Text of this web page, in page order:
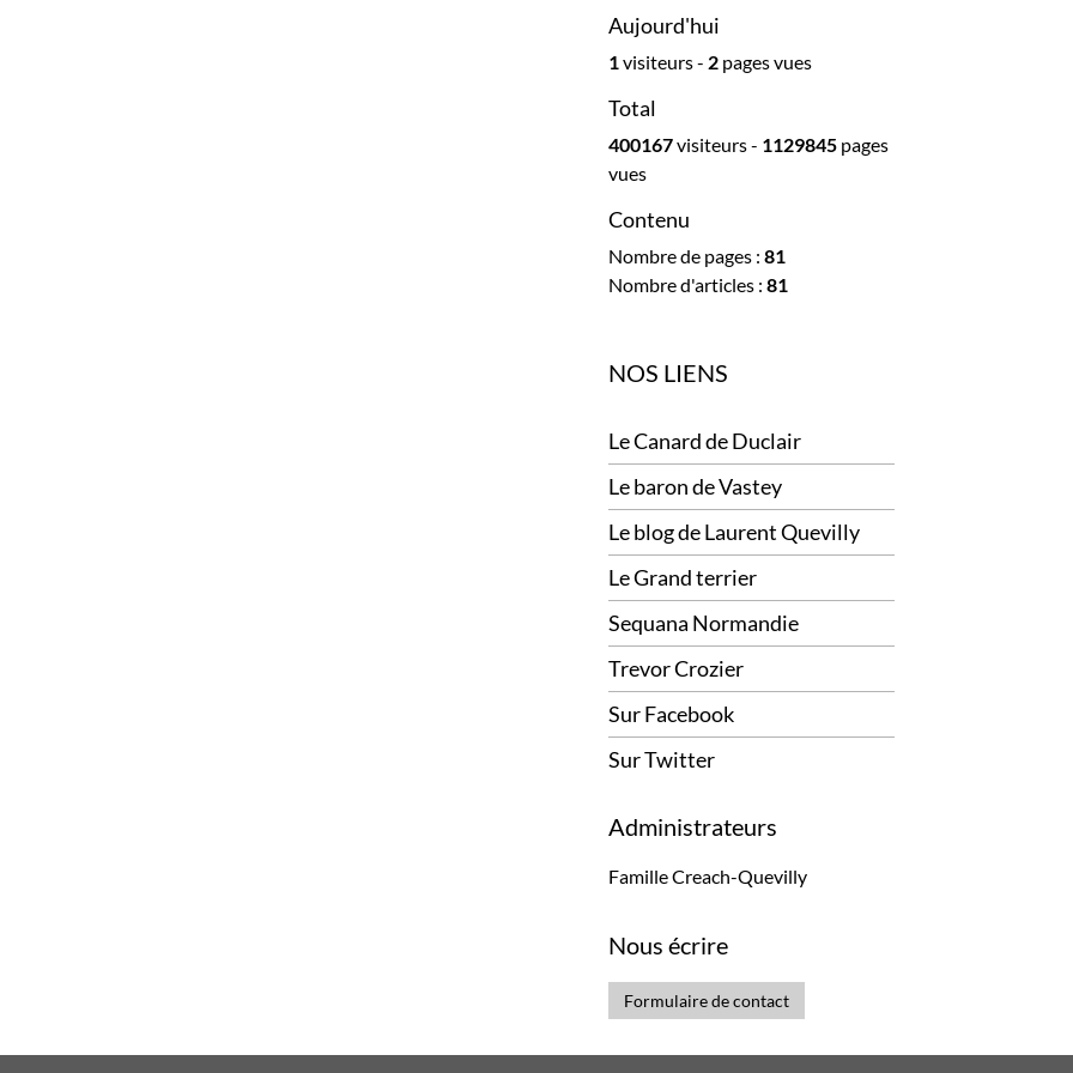
Aujourd'hui
1visiteurs - 2pages vues
Total
400167visiteurs - 1129845pages
vues
Contenu
Nombre de pages : 81
Nombre d'articles : 81
NOS LIENS
Le Canard de Duclair
Le baron de Vastey
Le blog de Laurent Quevilly
Le Grand terrier
Sequana Normandie
Trevor Crozier
Sur Facebook
Sur Twitter
Administrateurs
Famille Creach-Quevilly
Nous écrire
Formulaire de contact